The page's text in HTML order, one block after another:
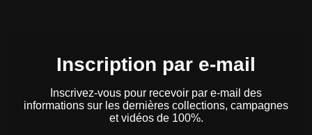
Inscription par e-mail
Inscrivez-vous pour recevoir par e-mail des
informations sur les dernières collections, campagnes
et vidéos de 100%.